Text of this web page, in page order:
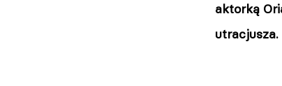
aktorką
utracjusza.